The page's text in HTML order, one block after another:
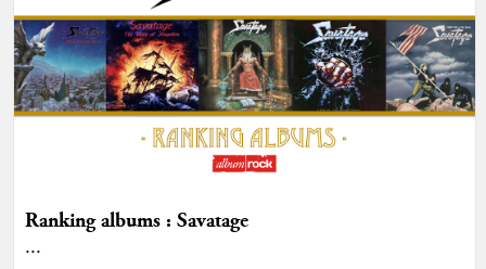
Ranking albums : Savatage
...